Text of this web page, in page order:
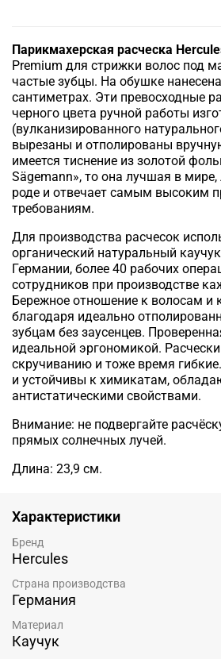
Парикмахерская расческа
Premium для стрижки волос под
частые зубцы. На обушке
сантиметрах. Эти превосходные
черного цвета ручной работы
(вулканизированного
вырезаны и отполированы
имеется тиснение из золотой
Sägemann», то она лучшая в
роде и отвечает самым высоким
требованиям.
Для производства расчесок
органический натуральный
Германии, более 40 рабочих
сотрудников при производстве
Бережное отношение к волосам и
благодаря идеально
зубцам без заусенцев.
идеальной эргономикой.
скручиванию и тоже время
и устойчивы к химикатам,
антистатическими свойствами.
Внимание: не подвергайте
прямых солнечных лучей.
Длина: 23,9 см.
Характеристики
Бренд
Hercules
Страна производства
Германия
Материал
Каучук